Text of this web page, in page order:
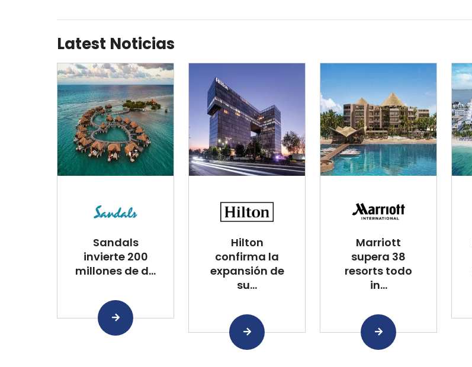
Latest Noticias
Sandals
invierte 200
millones de d...
Hilton
confirma la
expansión de
su...
Marriott
supera 38
resorts todo
in...